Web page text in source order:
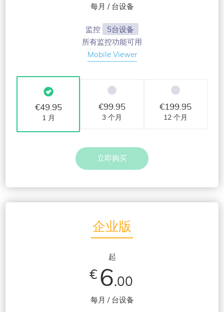
每月 / 台设备
监控
5台设备
所有监控功能可用
Mobile Viewer
€49.95
1 月
€99.95
3 个月
€199.95
12 个月
立即购买
企业版
起
€ 6.00
每月 / 台设备